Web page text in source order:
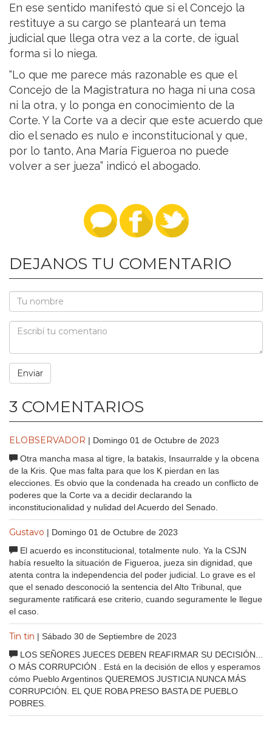
En ese sentido manifestó que si el Concejo la
restituye a su cargo se planteará un tema
judicial que llega otra vez a la corte, de igual
forma si lo niega.
“Lo que me parece más razonable es que el
Concejo de la Magistratura no haga ni una cosa
ni la otra, y lo ponga en conocimiento de la
Corte. Y la Corte va a decir que este acuerdo que
dio el senado es nulo e inconstitucional y que,
por lo tanto, Ana María Figueroa no puede
volver a ser jueza” indicó el abogado.
DEJANOS TU COMENTARIO
3 COMENTARIOS
ELOBSERVADOR | Domingo 01 de Octubre de 2023
Otra mancha masa al tigre, la batakis, Insaurralde y la obcena
de la Kris. Que mas falta para que los K pierdan en las
elecciones. Es obvio que la condenada ha creado un conflicto de
poderes que la Corte va a decidir declarando la
inconstitucionalidad y nulidad del Acuerdo del Senado.
Gustavo | Domingo 01 de Octubre de 2023
El acuerdo es inconstitucional, totalmente nulo. Ya la CSJN
había resuelto la situación de Figueroa, jueza sin dignidad, que
atenta contra la independencia del poder judicial. Lo grave es el
que el senado desconoció la sentencia del Alto Tribunal, que
seguramente ratificará ese criterio, cuando seguramente le llegue
el caso.
Tin tin | Sábado 30 de Septiembre de 2023
LOS SEÑORES JUECES DEBEN REAFIRMAR SU DECISIÓN...
O MÁS CORRUPCIÓN . Está en la decisión de ellos y esperamos
cómo Pueblo Argentinos QUEREMOS JUSTICIA NUNCA MÁS
CORRUPCIÓN. EL QUE ROBA PRESO BASTA DE PUEBLO
POBRES.